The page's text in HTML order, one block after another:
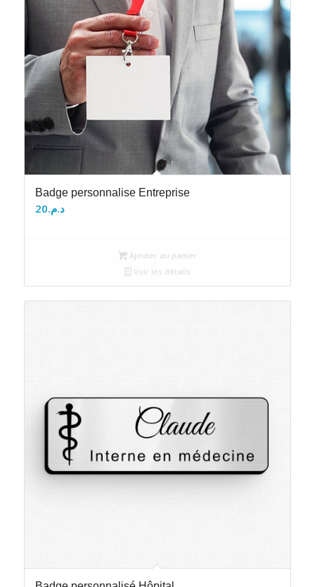
Badge personnalise Entreprise
د.م.20
Ajouter au panier
Voir les détails